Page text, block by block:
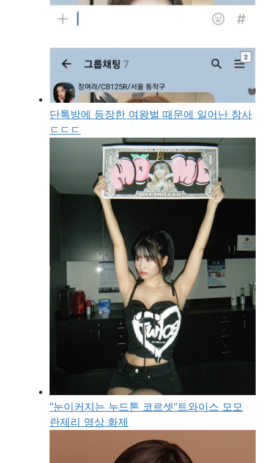
단톡방에 등장한 여왕벌 때문에 일어난 참사
ㄷㄷㄷ
“눈이커지는 누드톤 코르셋”트와이스 모모
란제리 영상 화제